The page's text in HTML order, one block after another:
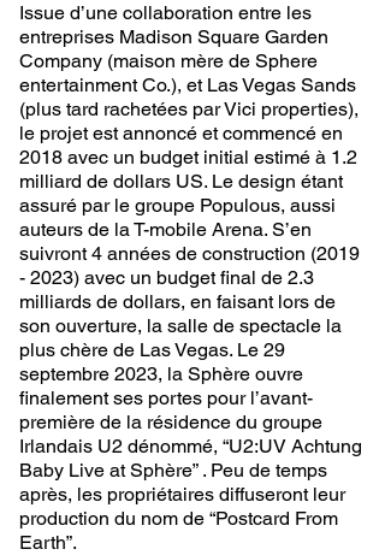
Issue d’une collaboration entre les
entreprises Madison Square Garden
Company (maison mère de Sphere
entertainment Co.), et Las Vegas Sands
(plus tard rachetées par Vici properties),
le projet est annoncé et commencé en
2018 avec un budget initial estimé à 1.2
milliard de dollars US. Le design étant
assuré par le groupe Populous, aussi
auteurs de la T-mobile Arena. S’en
suivront 4 années de construction (2019
- 2023) avec un budget final de 2.3
milliards de dollars, en faisant lors de
son ouverture, la salle de spectacle la
plus chère de Las Vegas. Le 29
septembre 2023, la Sphère ouvre
finalement ses portes pour l’avant-
première de la résidence du groupe
Irlandais U2 dénommé, “U2:UV Achtung
Baby Live at Sphère” . Peu de temps
après, les propriétaires diffuseront leur
production du nom de “Postcard From
Earth”.